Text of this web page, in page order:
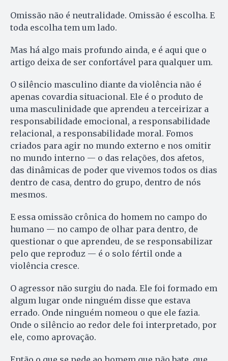
Omissão não é neutralidade. Omissão é escolha. E
toda escolha tem um lado.
Mas há algo mais profundo ainda, e é aqui que o
artigo deixa de ser confortável para qualquer um.
O silêncio masculino diante da violência não é
apenas covardia situacional. Ele é o produto de
uma masculinidade que aprendeu a terceirizar a
responsabilidade emocional, a responsabilidade
relacional, a responsabilidade moral. Fomos
criados para agir no mundo externo e nos omitir
no mundo interno — o das relações, dos afetos,
das dinâmicas de poder que vivemos todos os dias
dentro de casa, dentro do grupo, dentro de nós
mesmos.
E essa omissão crônica do homem no campo do
humano — no campo de olhar para dentro, de
questionar o que aprendeu, de se responsabilizar
pelo que reproduz — é o solo fértil onde a
violência cresce.
O agressor não surgiu do nada. Ele foi formado em
algum lugar onde ninguém disse que estava
errado. Onde ninguém nomeou o que ele fazia.
Onde o silêncio ao redor dele foi interpretado, por
ele, como aprovação.